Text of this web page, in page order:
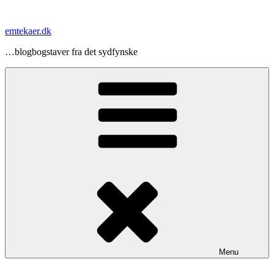
indhold
emtekaer.dk
…blogbogstaver fra det sydfynske
Menu